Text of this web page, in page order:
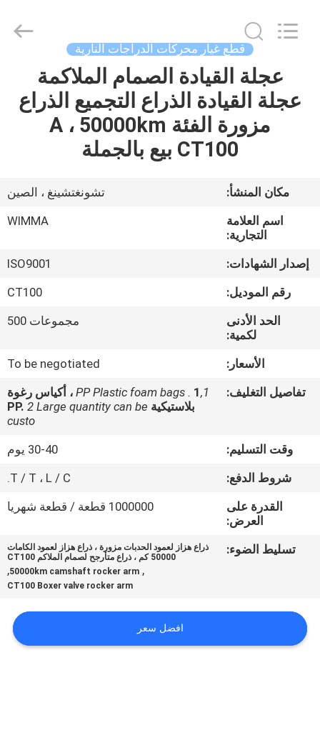
المنزل
المنتجات
فيديو
جولة
المصنع
جودة
أخبار
اطلب
اقتباس
خريطة
سياسة
قطع غيار محركات الدراجات النارية
عجلة القيادة الصمام الملاكمة
عجلة القيادة الذراع التجميع الذراع
مزورة الفئة A ، 50000km
CT100 بيع بالجملة
مكان المنشأ:
تشونغتشينغ ، الصين
اسم العلامة
التجارية:
WIMMA
إصدار الشهادات:
ISO9001
رقم الموديل:
CT100
الحد الأدنى
لكمية:
مجموعات 500
الأسعار:
To be negotiated
تفاصيل التغليف:
1,PP Plastic foam bags .
1 ، أكياس رغوة
بلاستيكية PP. 2 Large quantity can be
custo
وقت التسليم:
30-40 يوم
شروط الدفع:
T / T ، L / C.
القدرة على
العرض:
1000000 قطعة / قطعة شهريا
تسليط الضوء:
ذراع هزاز لعمود الحدبات مزورة ، ذراع هزاز لعمود الكامات
50000 كم ، ذراع متأرجح لصمام الملاكم CT100
,
50000km camshaft rocker arm
,
CT100 Boxer valve rocker arm
افضل سعر